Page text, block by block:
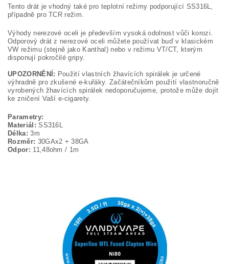
Tento drát je vhodný také pro teplotní režimy podporující SS316L,
případně pro TCR režim.
Výhody nerezové oceli je především vysoká odolnost vůči korozi.
Odporový drát z nerezové oceli můžete používat buď v klasickém
VW režimu (stejně jako Kanthal) nebo v režimu VT/CT, kterým
disponují pokročilé gripy.
UPOZORNĚNÍ: Použití vlastních žhavících spirálek je určené
výhradně pro zkušené e-kuřáky. Začátečníkům použití vlastnoručně
vyrobených žhavících spirálek nedoporučujeme, protože může dojít
ke zničení Vaší e-cigarety.
Parametry:
Materiál: SS316L
Délka: 3m
Rozměr: 30GAx2 + 38GA
Odpor: 11,48ohm / 1m